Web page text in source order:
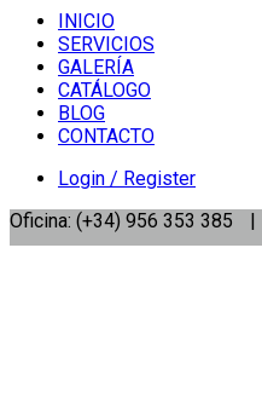
INICIO
SERVICIOS
GALERÍA
CATÁLOGO
BLOG
CONTACTO
Login / Register
Oficina: (+34) 956 353 385
|